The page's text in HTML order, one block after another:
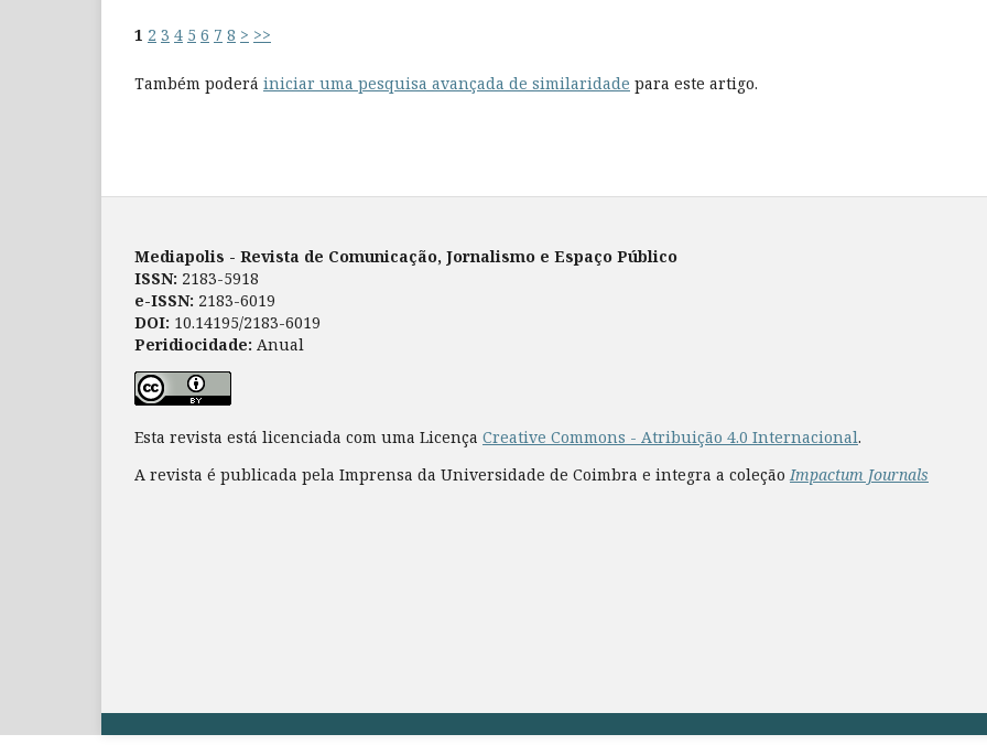
1 2 3 4 5 6 7 8 > >>
Também poderá iniciar uma pesquisa avançada de similaridade para este artigo.
Mediapolis - Revista de Comunicação, Jornalismo e Espaço Público
ISSN: 2183-5918
e-ISSN: 2183-6019
DOI: 10.14195/2183-6019
Peridiocidade: Anual
Esta revista está licenciada com uma Licença Creative Commons - Atribuição 4.0 Internacional.
A revista é publicada pela Imprensa da Universidade de Coimbra e integra a coleção Impactum Journals